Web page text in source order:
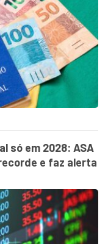
só em 2028: ASA
e faz alerta